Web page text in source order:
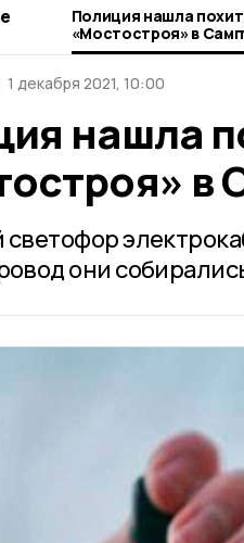
Полиция нашла
«Мостостроя» в
1 декабря 2021, 10:00
нашла
в
они